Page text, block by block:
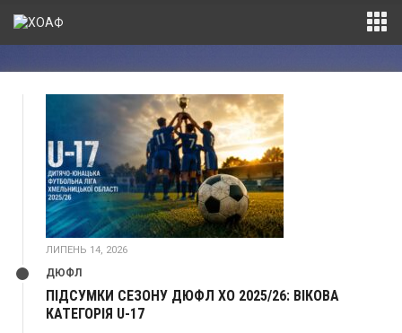
ЛИПЕНЬ 14, 2026
ДЮФЛ
ПІДСУМКИ СЕЗОНУ ДЮФЛ ХО 2025/26: ВІКОВА
КАТЕГОРІЯ U-17